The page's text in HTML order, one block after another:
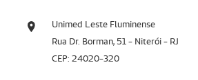
Unimed Leste Fluminense
Rua Dr. Borman, 51 - Niterói - RJ
CEP: 24020-320